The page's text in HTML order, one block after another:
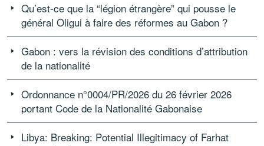
Qu’est-ce que la “légion étrangère” qui pousse le
général Oligui à faire des réformes au Gabon ?
Gabon : vers la révision des conditions d’attribution
de la nationalité
Ordonnance n°0004/PR/2026 du 26 février 2026
portant Code de la Nationalité Gabonaise
Libya: Breaking: Potential Illegitimacy of Farhat